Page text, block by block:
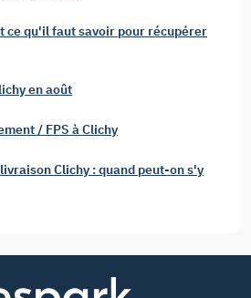
ce qu'il faut savoir pour récupérer
en août
/ FPS à Clichy
Clichy : quand peut-on s'y